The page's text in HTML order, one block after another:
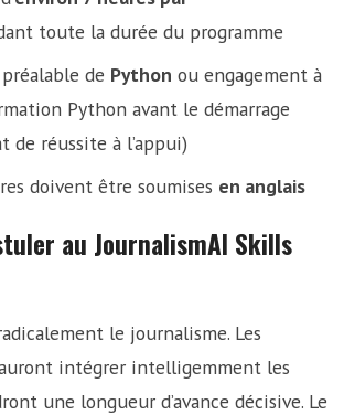
toute la durée du programme
de Python ou engagement à
Python avant le démarrage
de réussite à l’appui)
doivent être soumises en anglais
au JournalismAI Skills
le journalisme. Les
intégrer intelligemment les
une longueur d’avance décisive. Le